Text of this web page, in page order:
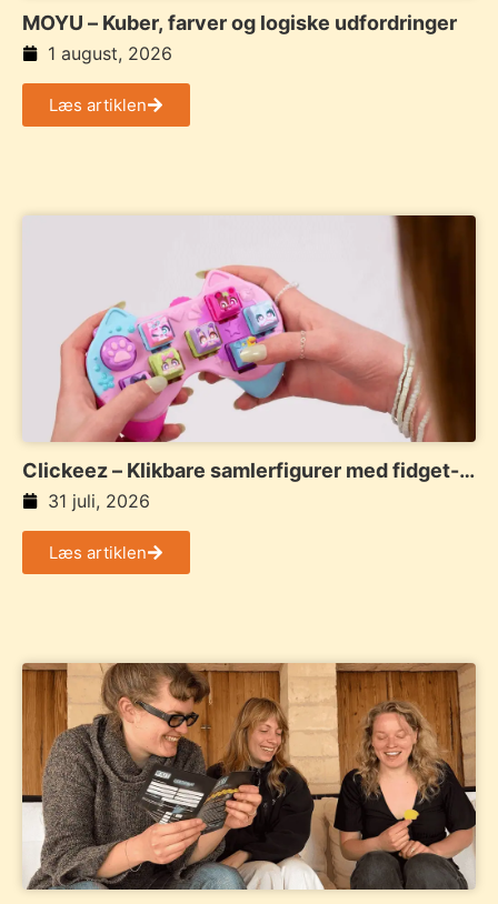
MOYU – Kuber, farver og logiske udfordringer
1 august, 2026
Læs artiklen
Clickeez – Klikbare samlerfigurer med fidget-
funktion og personlig stil
31 juli, 2026
Læs artiklen